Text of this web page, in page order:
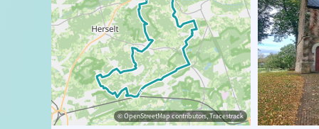
© OpenStreetMap contributors, Tracestrack
© Lander Loeckx © OpenStreetMap contributors, Tracestrack